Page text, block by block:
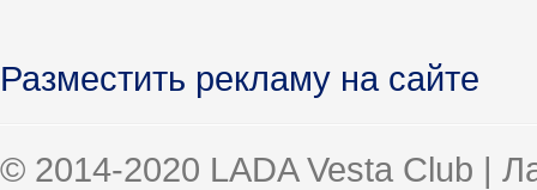
Разместить рекламу на сайте
© 2014-2020 LADA Vesta Club |